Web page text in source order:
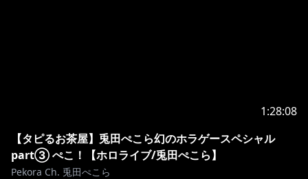
1:28:08
【タピるお茶屋】兎田ぺこら幻のホラゲースペシャル
part③ ぺこ！【ホロライブ/兎田ぺこら】
Pekora Ch. 兎田ぺこら